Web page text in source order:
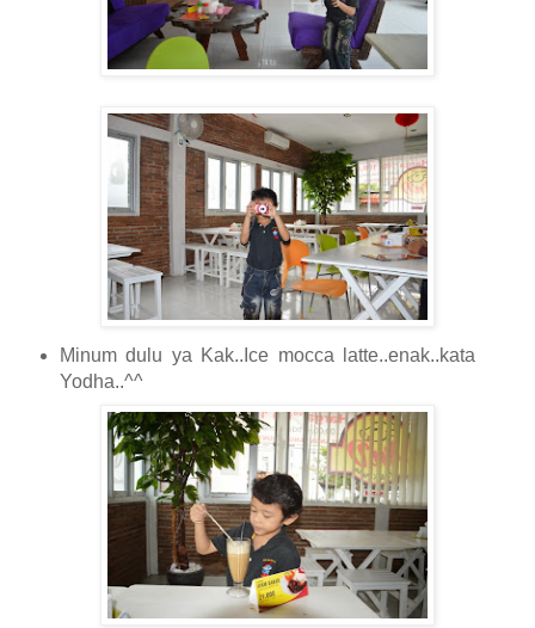
Minum dulu ya Kak..Ice mocca latte..enak..kata
Yodha..^^